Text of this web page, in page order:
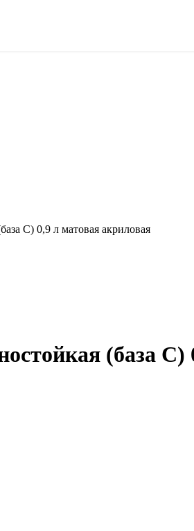
С) 0,9 л матовая акриловая
(база С)